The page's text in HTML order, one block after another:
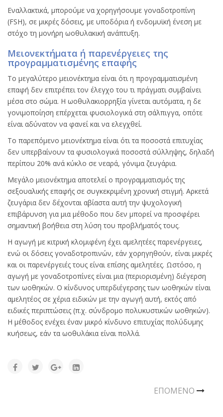
Εναλλακτικά, μπορούμε να χορηγήσουμε γοναδοτροπίνη
(FSH), σε μικρές δόσεις, με υποδόρια ή ενδομυϊκή ένεση με
στόχο τη μονήρη ωοθυλακική ανάπτυξη.
Μειονεκτήματα ή παρενέργειες της
προγραμματισμένης επαφής
Το μεγαλύτερο μειονέκτημα είναι ότι η προγραμματισμένη
επαφή δεν επιτρέπει τον έλεγχο του τι πράγματι συμβαίνει
μέσα στο σώμα. Η ωοθυλακιορρηξία γίνεται αυτόματα, η δε
γονιμοποίηση επέρχεται φυσιολογικά στη σάλπιγγα, οπότε
είναι αδύνατον να φανεί και να ελεγχθεί.
Το παρεπόμενο μειονέκτημα είναι ότι τα ποσοστά επιτυχίας
δεν υπερβαίνουν τα φυσιολογικά ποσοστά σύλληψης, δηλαδή
περίπου 20% ανά κύκλο σε νεαρά, γόνιμα ζευγάρια.
Μεγάλο μειονέκτημα αποτελεί ο προγραμματισμός της
σεξουαλικής επαφής σε συγκεκριμένη χρονική στιγμή. Αρκετά
ζευγάρια δεν δέχονται αβίαστα αυτή την ψυχολογική
επιβάρυνση για μια μέθοδο που δεν μπορεί να προσφέρει
σημαντική βοήθεια στη λύση του προβλήματός τους.
Η αγωγή με κιτρική κλομιφένη έχει αμελητέες παρενέργειες,
ενώ οι δόσεις γοναδοτροπινών, εάν χορηγηθούν, είναι μικρές
και οι παρενέργειές τους είναι επίσης αμελητέες. Ωστόσο, η
αγωγή με γοναδοτροπίνες είναι μια (περιορισμένη) διέγερση
των ωοθηκών. Ο κίνδυνος υπερδιέγερσης των ωοθηκών είναι
αμελητέος σε χέρια ειδικών με την αγωγή αυτή, εκτός από
ειδικές περιπτώσεις (π.χ. σύνδρομο πολυκυστικών ωοθηκών).
Η μέθοδος ενέχει έναν μικρό κίνδυνο επιτυχίας πολύδυμης
κυήσεως, εάν τα ωοθυλάκια είναι πολλά.
ΕΠΌΜΕΝΟ